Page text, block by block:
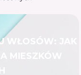
WŁOSÓW: JAK
MIESZKÓW